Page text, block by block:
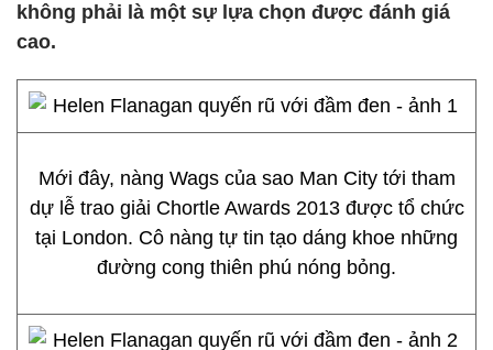
không phải là một sự lựa chọn được đánh giá
cao.
Mới đây, nàng Wags của sao Man City tới tham
dự lễ trao giải Chortle Awards 2013 được tổ chức
tại London. Cô nàng tự tin tạo dáng khoe những
đường cong thiên phú nóng bỏng.